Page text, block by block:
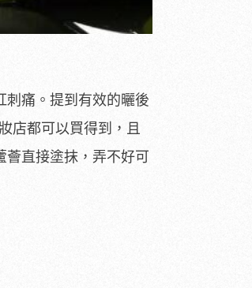
刺痛。提到有效的曬後
店都可以買得到，且
薈直接塗抹，弄不好可